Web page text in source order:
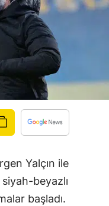
Yalçın ile
siyah-beyazlı
başladı.